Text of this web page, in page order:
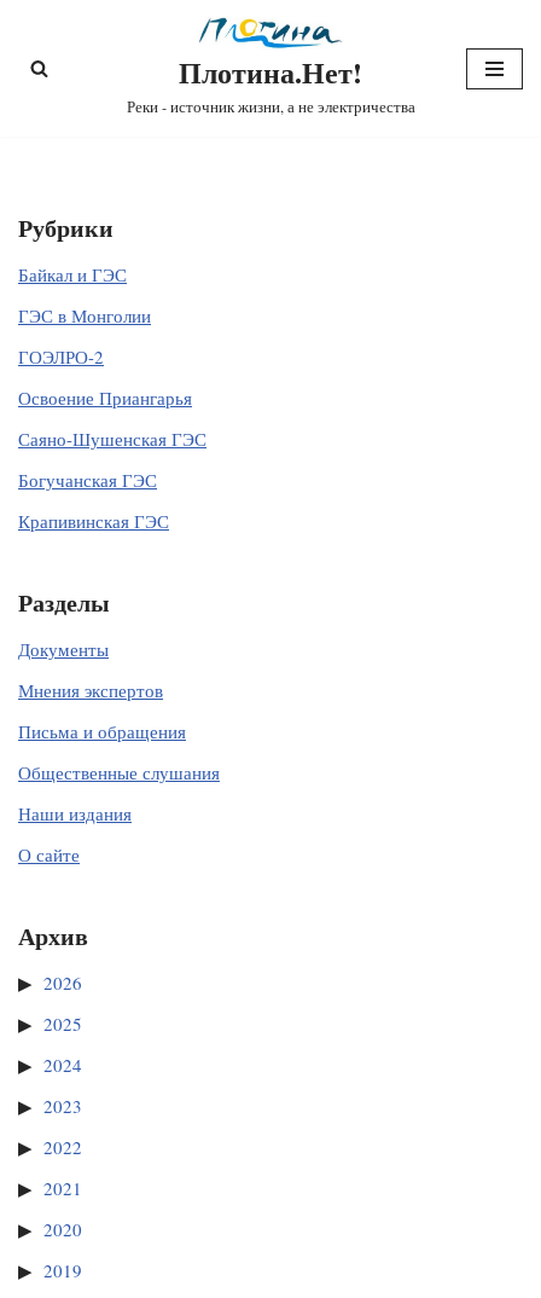
Перейти
Плотина.Нет!
Реки - источник жизни, а не электричества
Рубрики
Байкал и ГЭС
ГЭС в Монголии
ГОЭЛРО-2
Освоение Приангарья
Саяно-Шушенская ГЭС
Богучанская ГЭС
Крапивинская ГЭС
Разделы
Документы
Мнения экспертов
Письма и обращения
Общественные слушания
Наши издания
О сайте
Архив
2026
2025
2024
2023
2022
2021
2020
2019